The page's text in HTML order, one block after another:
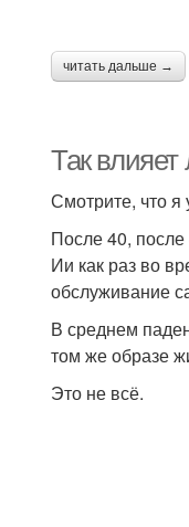
читать дальше →
Так
Смотрите, что я
После 40, после
Ии как раз во
обслуживание
В среднем
том же образе
Это не всё.